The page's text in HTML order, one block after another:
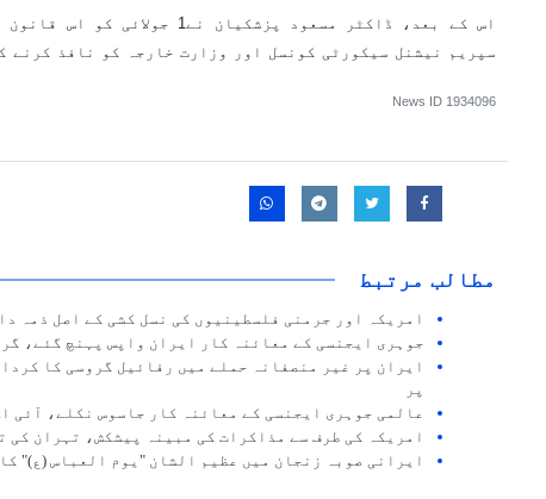
اس کے بعد، ڈاکٹر مسعود پزشکیان
سپریم نیشنل سیکورٹی کونسل اور وزارت خارجہ کو نافذ کرنے
News ID 1934096
مطالب مرتبط
امریکہ اور جرمنی فلسطینیوں کی نسل کشی کے اصل ذمہ
جوہری ایجنسی کے معائنہ کار ایران واپس پہنچ گئے،
ایران پر غیر منصفانہ حملے میں رفائیل گروسی کا
پر
عالمی جوہری ایجنسی کے معائنہ کار جاسوس نکلے، آئی
امریکہ کی طرف سے مذاکرات کی مبینہ پیشکش، تہران کی
ایرانی صوبہ زنجان میں عظیم الشان "یوم العباس (ع)"